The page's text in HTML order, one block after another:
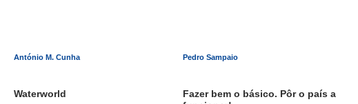
António M. Cunha
Waterworld
Pedro Sampaio
Fazer bem o básico. Pôr o país a